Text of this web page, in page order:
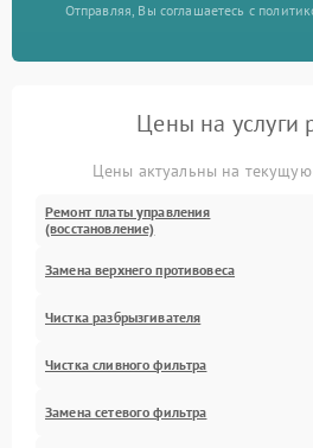
Отправляя, Вы соглашаетесь с
Цены на услуги
Цены актуальны на
Ремонт платы управления
(восстановление)
Замена верхнего противовеса
Чистка разбрызгивателя
Чистка сливного фильтра
Замена сетевого фильтра